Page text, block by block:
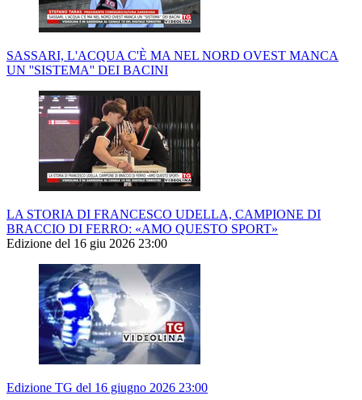
SASSARI, L'ACQUA C'È MA NEL NORD OVEST MANCA
UN ''SISTEMA'' DEI BACINI
LA STORIA DI FRANCESCO UDELLA, CAMPIONE DI
BRACCIO DI FERRO: «AMO QUESTO SPORT»
Edizione del 16 giu 2026 23:00
Edizione TG del 16 giugno 2026 23:00